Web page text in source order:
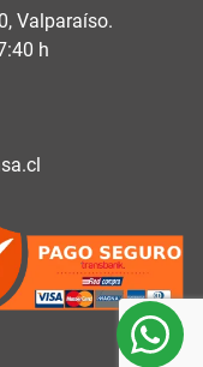
Valparaíso.
h